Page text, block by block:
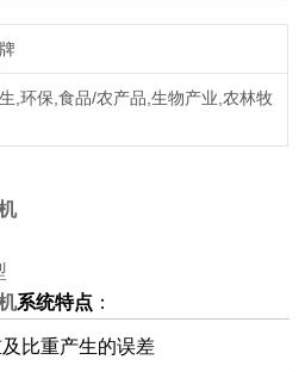
,环保,食品/农产品,生物产业,农林牧
系统特点 ：
比重产生的误差